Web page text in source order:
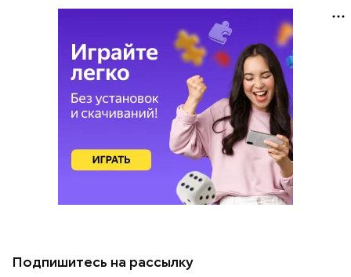
Подпишитесь на рассылку